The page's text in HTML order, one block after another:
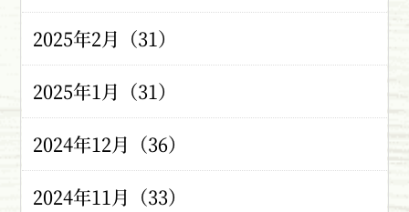
2025年2月（31）
2025年1月（31）
2024年12月（36）
2024年11月（33）